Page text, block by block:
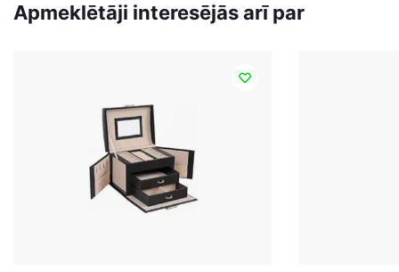
Apmeklētāji interesējās arī par